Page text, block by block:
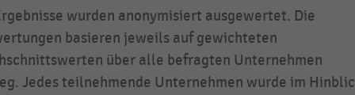
wurden anonymisiert ausgewertet. Die
basieren jeweils auf gewichteten
über alle befragten Unternehmen
Jedes teilnehmende Unternehmen wurde im